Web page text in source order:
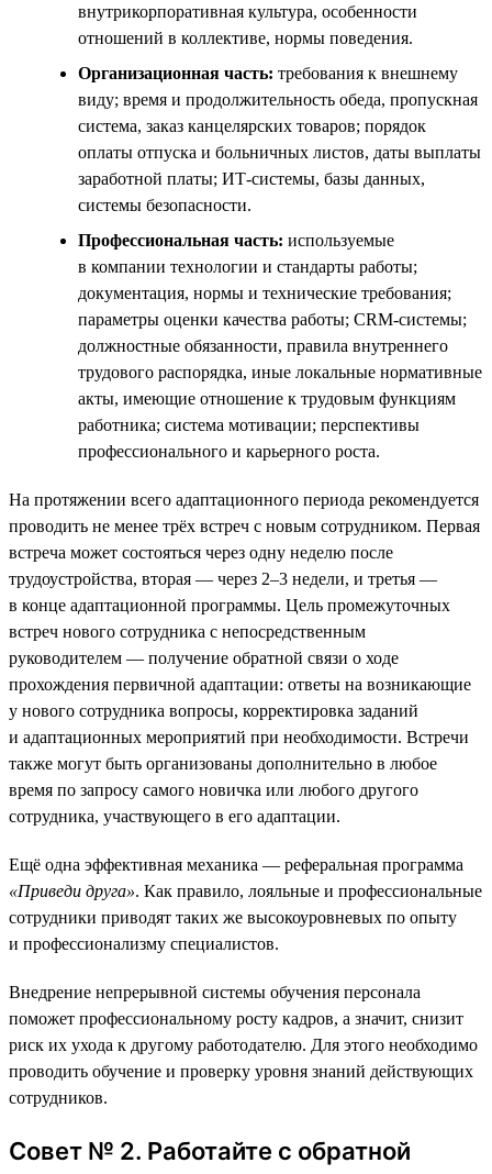
внутрикорпоративная культура, особенности
отношений в коллективе, нормы поведения.
Организационная часть: требования к внешнему
виду; время и продолжительность обеда, пропускная
система, заказ канцелярских товаров; порядок
оплаты отпуска и больничных листов, даты выплаты
заработной платы; ИТ-системы, базы данных,
системы безопасности.
Профессиональная часть: используемые
в компании технологии и стандарты работы;
документация, нормы и технические требования;
параметры оценки качества работы; CRM-системы;
должностные обязанности, правила внутреннего
трудового распорядка, иные локальные нормативные
акты, имеющие отношение к трудовым функциям
работника; система мотивации; перспективы
профессионального и карьерного роста.
На протяжении всего адаптационного периода рекомендуется
проводить не менее трёх встреч с новым сотрудником. Первая
встреча может состояться через одну неделю после
трудоустройства, вторая — через 2–3 недели, и третья —
в конце адаптационной программы. Цель промежуточных
встреч нового сотрудника с непосредственным
руководителем — получение обратной связи о ходе
прохождения первичной адаптации: ответы на возникающие
у нового сотрудника вопросы, корректировка заданий
и адаптационных мероприятий при необходимости. Встречи
также могут быть организованы дополнительно в любое
время по запросу самого новичка или любого другого
сотрудника, участвующего в его адаптации.
Ещё одна эффективная механика — реферальная программа
«Приведи друга». Как правило, лояльные и профессиональные
сотрудники приводят таких же высокоуровневых по опыту
и профессионализму специалистов.
Внедрение непрерывной системы обучения персонала
поможет профессиональному росту кадров, а значит, снизит
риск их ухода к другому работодателю. Для этого необходимо
проводить обучение и проверку уровня знаний действующих
сотрудников.
Совет № 2. Работайте с обратной